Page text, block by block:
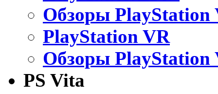
Обзоры PlayStation
PlayStation VR
Обзоры PlayStation
PS Vita